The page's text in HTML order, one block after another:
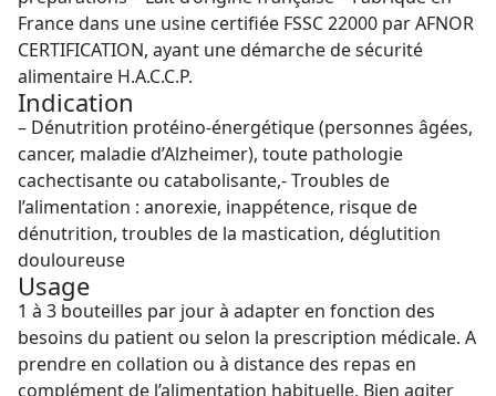
France dans une usine certifiée FSSC 22000 par AFNOR
CERTIFICATION, ayant une démarche de sécurité
alimentaire H.A.C.C.P.
Indication
– Dénutrition protéino-énergétique (personnes âgées,
cancer, maladie d’Alzheimer), toute pathologie
cachectisante ou catabolisante,- Troubles de
l’alimentation : anorexie, inappétence, risque de
dénutrition, troubles de la mastication, déglutition
douloureuse
Usage
1 à 3 bouteilles par jour à adapter en fonction des
besoins du patient ou selon la prescription médicale. A
prendre en collation ou à distance des repas en
complément de l’alimentation habituelle. Bien agiter